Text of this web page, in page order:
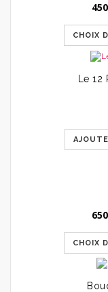
CHOIX
Le
CHOIX